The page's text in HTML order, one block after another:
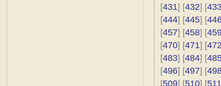
[431] [432] [
[444] [445] [
[457] [458] [
[470] [471] [
[483] [484] [
[496] [497] [
[509] [510] [511